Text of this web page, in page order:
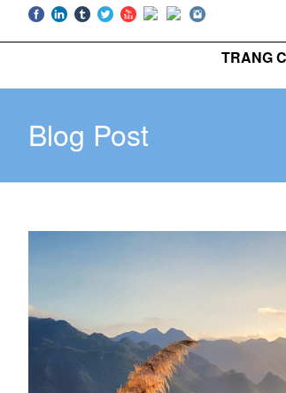
TRANG
Blog Post